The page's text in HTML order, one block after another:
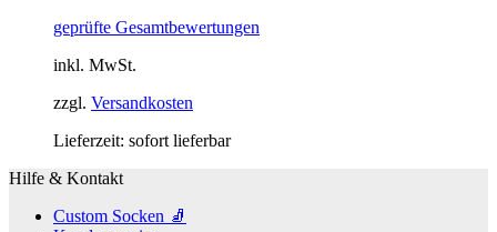
weist
Die
können
Produktseite
gewählt
geprüfte Gesamtbewertungen
inkl. MwSt.
zzgl. Versandkosten
Lieferzeit: sofort lieferbar
Hilfe & Kontakt
Custom Socken 🧦